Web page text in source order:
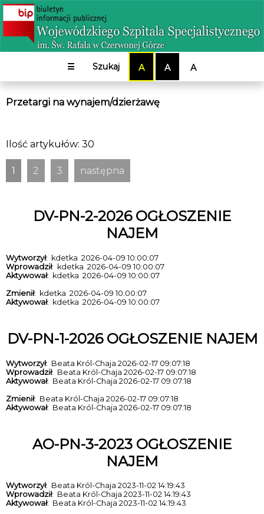
☰ Szukaj A A A
Przetargi na wynajem/dzierżawę
Ilość artykułów: 30
1 2 3 następna
DV-PN-2-2026 OGŁOSZENIE
NAJEM
Wytworzył: kdetka 2026-04-09 10:00:07
Wprowadził: kdetka 2026-04-09 10:00:07
Aktywował: kdetka 2026-04-09 10:00:07
Zmienił: kdetka 2026-04-09 10:00:07
Aktywował: kdetka 2026-04-09 10:00:07
DV-PN-1-2026 OGŁOSZENIE NAJEM
Wytworzył: Beata Król-Chaja 2026-02-17 09:07:18
Wprowadził: Beata Król-Chaja 2026-02-17 09:07:18
Aktywował: Beata Król-Chaja 2026-02-17 09:07:18
Zmienił: Beata Król-Chaja 2026-02-17 09:07:18
Aktywował: Beata Król-Chaja 2026-02-17 09:07:18
AO-PN-3-2023 OGŁOSZENIE
NAJEM
Wytworzył: Beata Król-Chaja 2023-11-02 14:19:43
Wprowadził: Beata Król-Chaja 2023-11-02 14:19:43
Aktywował: Beata Król-Chaja 2023-11-02 14:19:43